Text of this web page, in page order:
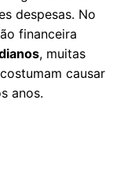
despesas. No
financeira
, muitas
causar
anos.